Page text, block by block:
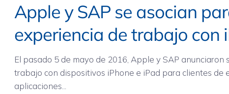
Apple y SAP se asocian
experiencia de trabajo con
El pasado 5 de mayo de 2016, Apple y SAP
trabajo con dispositivos iPhone e iPad para clientes de
aplicaciones...